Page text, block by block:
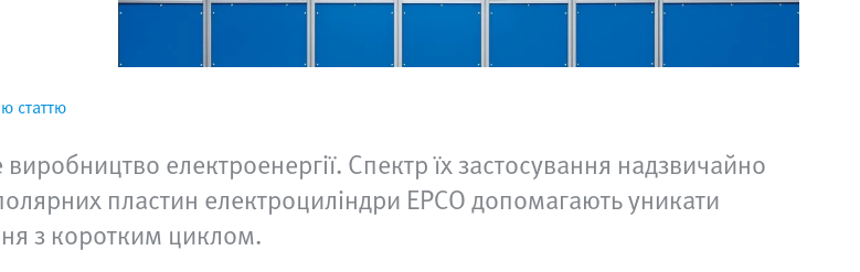
статтю
електроенергії. Спектр їх застосування надзвичайно
пластин електроциліндри EPCO допомагають уникати
з коротким циклом.